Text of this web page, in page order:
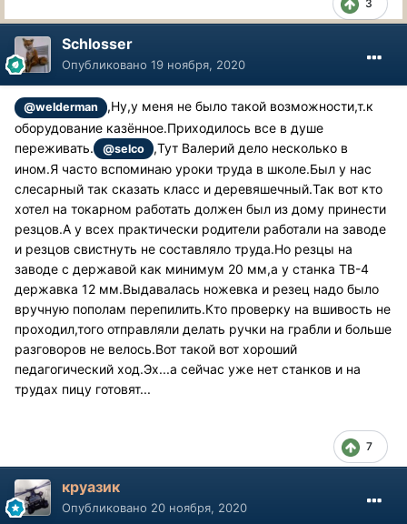
3
Schlosser
Опубликовано 19 ноября, 2020
@welderman
,Ну,у меня не было такой возможности,т.к
оборудование казённое.Приходилось все в душе
переживать.
@selco
,Тут Валерий дело несколько в
ином.Я часто вспоминаю уроки труда в школе.Был у нас
слесарный так сказать класс и деревяшечный.Так вот кто
хотел на токарном работать должен был из дому принести
резцов.А у всех практически родители работали на заводе
и резцов свистнуть не составляло труда.Но резцы на
заводе с державой как минимум 20 мм,а у станка ТВ-4
державка 12 мм.Выдавалась ножевка и резец надо было
вручную пополам перепилить.Кто проверку на вшивость не
проходил,того отправляли делать ручки на грабли и больше
разговоров не велось.Вот такой вот хороший
педагогический ход.Эх...а сейчас уже нет станков и на
трудах пицу готовят...
7
круазик
Опубликовано 20 ноября, 2020